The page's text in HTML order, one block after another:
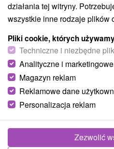
Region turystyczny
Východné Slovensko, Horný
Znalazłeś błąd lub chcesz
działania tej witryny.
wszystkie inne rodzaje plików
Pliki cookie, których
Techniczne i niezbędne
Analityczne i
Magazyn reklam
Reklamowe dane
Personalizacja reklam
Zezwolić